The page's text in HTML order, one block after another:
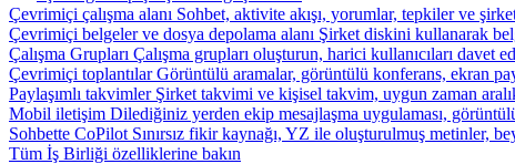
Çevrimiçi çalışma alanı Sohbet, aktivite akışı, yorumlar, tepkiler ve
Çevrimiçi belgeler ve dosya depolama alanı Şirket diskini kullanarak
Çalışma Grupları Çalışma grupları oluşturun, harici kullanıcıları davet
Çevrimiçi toplantılar Görüntülü aramalar, görüntülü konferans, ekran
Paylaşımlı takvimler Şirket takvimi ve kişisel takvim, uygun zaman
Mobil iletişim Dilediğiniz yerden ekip mesajlaşma uygulaması,
Sohbette CoPilot Sınırsız fikir kaynağı, YZ ile oluşturulmuş metinler,
Tüm İş Birliği özelliklerine bakın